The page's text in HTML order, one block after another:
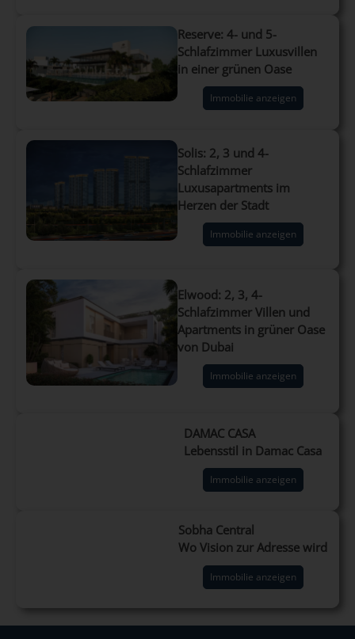
Reserve: 4- und 5-
Schlafzimmer Luxusvillen
in einer grünen Oase
Immobilie anzeigen
Solis: 2, 3 und 4-
Schlafzimmer
Luxusapartments im
Herzen der Stadt
Immobilie anzeigen
Elwood: 2, 3, 4-
Schlafzimmer Villen und
Apartments in grüner Oase
von Dubai
Immobilie anzeigen
DAMAC CASA
Lebensstil in Damac Casa
Immobilie anzeigen
Sobha Central
Wo Vision zur Adresse wird
Immobilie anzeigen